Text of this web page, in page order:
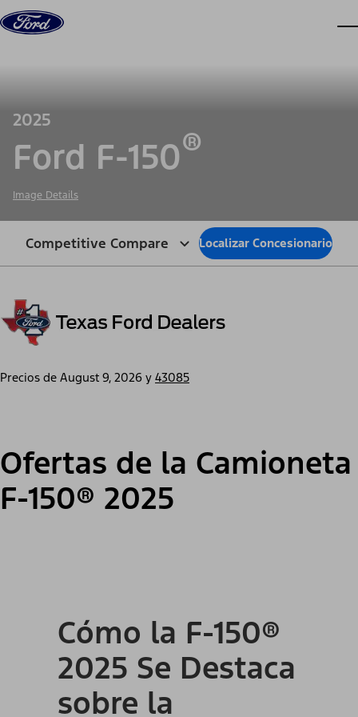
Saltar al contenido
2025
Ford F-150®
Image Details
Competitive Compare Localizar Concesionario
Precios de August 9, 2026 y 43085
Ofertas de la Camioneta
F-150® 2025
Cómo la F-150®
2025 Se Destaca
sobre la